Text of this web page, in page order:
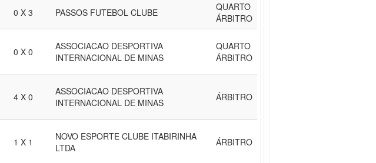
0 X 3 PASSOS FUTEBOL CLUBE
QUARTO
ÁRBITRO
0 X 0
ASSOCIACAO DESPORTIVA
INTERNACIONAL DE MINAS
QUARTO
ÁRBITRO
4 X 0
ASSOCIACAO DESPORTIVA
INTERNACIONAL DE MINAS
ÁRBITRO
1 X 1
NOVO ESPORTE CLUBE ITABIRINHA
LTDA
ÁRBITRO